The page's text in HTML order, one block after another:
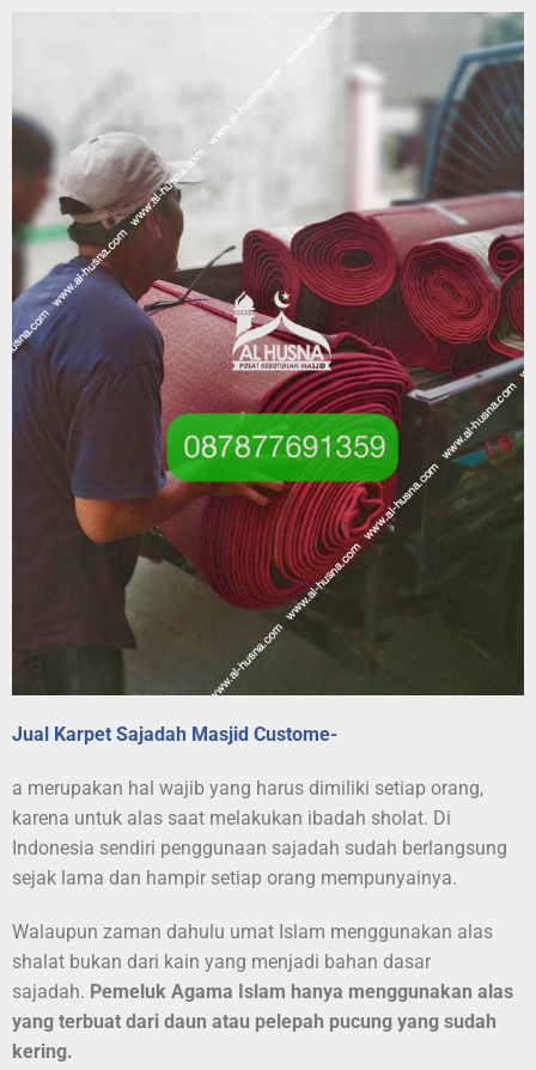
Jual Karpet Sajadah Masjid Custome-
a merupakan hal wajib yang harus dimiliki setiap orang,
karena untuk alas saat melakukan ibadah sholat. Di
Indonesia sendiri penggunaan sajadah sudah berlangsung
sejak lama dan hampir setiap orang mempunyainya.
Walaupun zaman dahulu umat Islam menggunakan alas
shalat bukan dari kain yang menjadi bahan dasar
sajadah. Pemeluk Agama Islam hanya menggunakan alas
yang terbuat dari daun atau pelepah pucung yang sudah
kering.